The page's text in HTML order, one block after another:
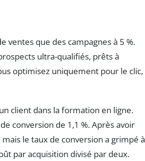
ventes que des campagnes à 5 %.
ultra-qualifiés, prêts à
optimisez uniquement pour le clic,
client dans la formation en ligne.
conversion de 1,1 %. Après avoir
le taux de conversion a grimpé à
par acquisition divisé par deux.